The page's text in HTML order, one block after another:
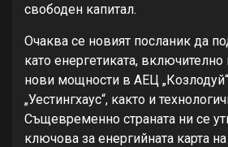
свободен капитал.
Очаква се новият посланик да
като енергетиката,
нови мощности в АЕЦ
„Уестингхаус“, както и
Същевременно страната ни се
ключова за енергийната карта